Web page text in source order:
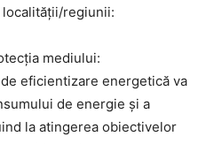
regiunii:
mediului:
eficientizare energetică va
de energie și a
la atingerea obiectivelor